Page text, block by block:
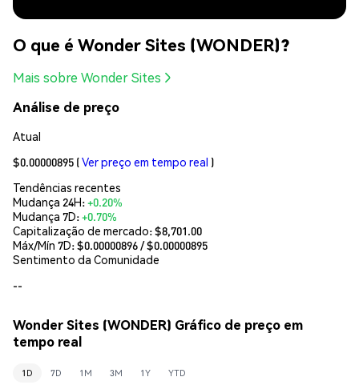
O que é Wonder Sites (WONDER)?
Mais sobre Wonder Sites
Análise de preço
Atual
$0.00000895 (Ver preço em tempo real )
Tendências recentes
Mudança 24H:+0.20%
Mudança 7D:+0.70%
Capitalização de mercado:$8,701.00
Máx/Mín 7D: $0.00000896/ $0.00000895
Sentimento da Comunidade
--
Wonder Sites (WONDER) Gráfico de preço em
tempo real
1D 7D 1M 3M 1Y YTD